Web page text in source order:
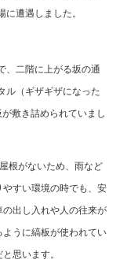
に遭遇しました。
、二階に上がる坂の通
ル（ギザギザになった
敷き詰められていまし
根がないため、雨など
やすい環境の時でも、安
の出し入れや人の往来が
ように縞板が使われてい
思います。